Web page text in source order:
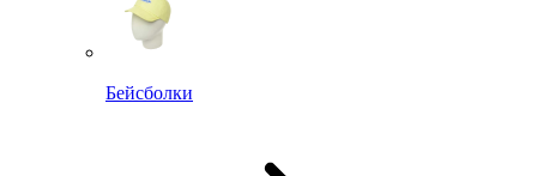
Бейсболки